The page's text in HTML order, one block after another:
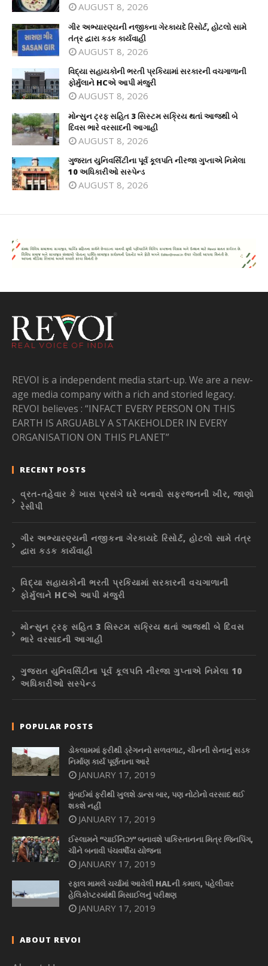
AUGUST 8, 2026
ગીર અભ્યારણ્યની નજીકના ગેરકાયદે રિસોર્ટ, હોટલો સામે
તંત્ર દ્વારા કડક કાર્યવાહી
AUGUST 8, 2026
વિદ્યા સહાયકોની ભરતી પ્રકિયામાં સરકારની વચગાળાની
ફોર્મુલાને HCએ આપી મંજુરી
AUGUST 8, 2026
મોન્સુન ટ્રફ સહિત 3 સિસ્ટમ સક્રિય થતાં આજથી બે
દિવસ ભારે વરસાદની આગાહી
AUGUST 8, 2026
ગુજરાત યુનિવર્સિટીના પૂર્વ કૂલપતિ નીરજા ગુપ્તાએ નિમેલા
10 અધિકારીઓ સસ્પેન્ડ
AUGUST 8, 2026
REVOI is a independent media start-up. We are a new-
age media company with a rich and storied legacy.
REVOI believes : “INFACT EVERY PERSON ON THIS
EARTH IS ARGUABLY A STAKEHOLDER IN EVERY
ORGANISATION ON THIS PLANET”
RECENT POSTS
વ્રત-તહેવાર કે ખાસ પ્રસંગે ઘરે બનાવો સફરજનની ખીર, જાણો
રેસીપી
ગીર અભ્યારણ્યની નજીકના ગેરકાયદે રિસોર્ટ, હોટલો સામે તંત્ર
દ્વારા કડક કાર્યવાહી
વિદ્યા સહાયકોની ભરતી પ્રકિયામાં સરકારની વચગાળાની
ફોર્મુલાને HCએ આપી મંજુરી
મોન્સુન ટ્રફ સહિત 3 સિસ્ટમ સક્રિય થતાં આજથી બે દિવસ
ભારે વરસાદની આગાહી
ગુજરાત યુનિવર્સિટીના પૂર્વ કૂલપતિ નીરજા ગુપ્તાએ નિમેલા 10
અધિકારીઓ સસ્પેન્ડ
POPULAR POSTS
ડોકલામમાં ફરીથી ડ્રેગનનો સળવળાટ, ચીનની સેનાનું સડક
નિર્માણ કાર્ય પૂર્ણતાના આરે
JANUARY 17, 2019
મુંબઈમાં ફરીથી ખુલશે ડાન્સ બાર, પણ નોટોનો વરસાદ થઈ
શકશે નહીં
JANUARY 17, 2019
ઈસ્લામને “ચાઈનિઝ” બનાવશે પાકિસ્તાનના મિત્ર જિનપિંગ,
ચીને બનાવી પંચવર્ષીય યોજના
JANUARY 17, 2019
રફાલ મામલે ચર્ચામાં આવેલી HALની કમાલ, પહેલીવાર
હેલિકોપ્ટરમાંથી મિસાઈલનું પરીક્ષણ
JANUARY 17, 2019
ABOUT REVOI